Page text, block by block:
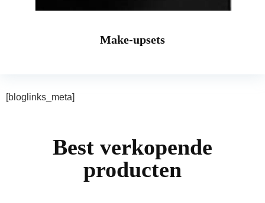
Make-upsets
[bloglinks_meta]
Best verkopende
producten